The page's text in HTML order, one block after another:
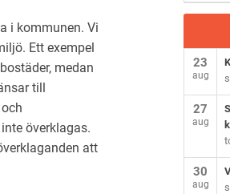
i kommunen. Vi
Ett exempel
medan
till
överklagas.
att
23
aug
27
aug
30
aug